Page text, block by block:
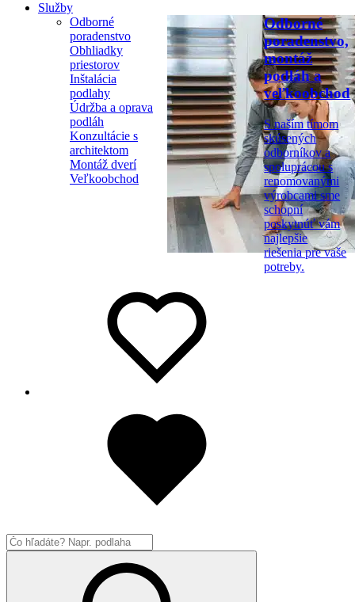
Služby
Odborné
poradenstvo
Obhliadky
priestorov
Inštalácia
podlahy
Údržba a oprava
podláh
Konzultácie s
architektom
Montáž dverí
Veľkoobchod
Odborné
poradenstvo,
montáž
podláh a
veľkoobchod
S naším tímom
skúsených
odborníkov a
spoluprácou s
renomovanými
výrobcami sme
schopní
poskytnúť vám
najlepšie
riešenia pre vaše
potreby.